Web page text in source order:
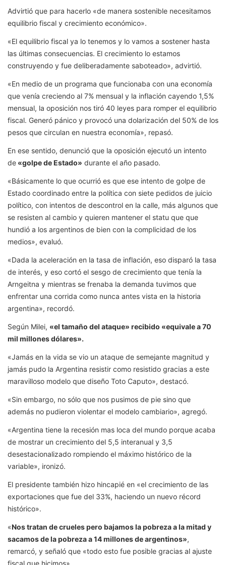
Advirtió que para hacerlo «de manera sostenible necesitamos
equilibrio fiscal y crecimiento económico».
«El equilibrio fiscal ya lo tenemos y lo vamos a sostener hasta
las últimas consecuencias. El crecimiento lo estamos
construyendo y fue deliberadamente saboteado», advirtió.
«En medio de un programa que funcionaba con una economía
que venía creciendo al 7% mensual y la inflación cayendo 1,5%
mensual, la oposición nos tiró 40 leyes para romper el equilibrio
fiscal. Generó pánico y provocó una dolarización del 50% de los
pesos que circulan en nuestra economía», repasó.
En ese sentido, denunció que la oposición ejecutó un intento
de «golpe de Estado» durante el año pasado.
«Básicamente lo que ocurrió es que ese intento de golpe de
Estado coordinado entre la política con siete pedidos de juicio
político, con intentos de descontrol en la calle, más algunos que
se resisten al cambio y quieren mantener el statu que que
hundió a los argentinos de bien con la complicidad de los
medios», evaluó.
«Dada la aceleración en la tasa de inflación, eso disparó la tasa
de interés, y eso cortó el sesgo de crecimiento que tenía la
Arngeitna y mientras se frenaba la demanda tuvimos que
enfrentar una corrida como nunca antes vista en la historia
argentina», recordó.
Según Milei, «el tamaño del ataque» recibido «equivale a 70
mil millones dólares».
«Jamás en la vida se vio un ataque de semejante magnitud y
jamás pudo la Argentina resistir como resistido gracias a este
maravilloso modelo que diseño Toto Caputo», destacó.
«Sin embargo, no sólo que nos pusimos de pie sino que
además no pudieron violentar el modelo cambiario», agregó.
«Argentina tiene la recesión mas loca del mundo porque acaba
de mostrar un crecimiento del 5,5 interanual y 3,5
desestacionalizado rompiendo el máximo histórico de la
variable», ironizó.
El presidente también hizo hincapié en «el crecimiento de las
exportaciones que fue del 33%, haciendo un nuevo récord
histórico».
«Nos tratan de crueles pero bajamos la pobreza a la mitad y
sacamos de la pobreza a 14 millones de argentinos»,
remarcó, y señaló que «todo esto fue posible gracias al ajuste